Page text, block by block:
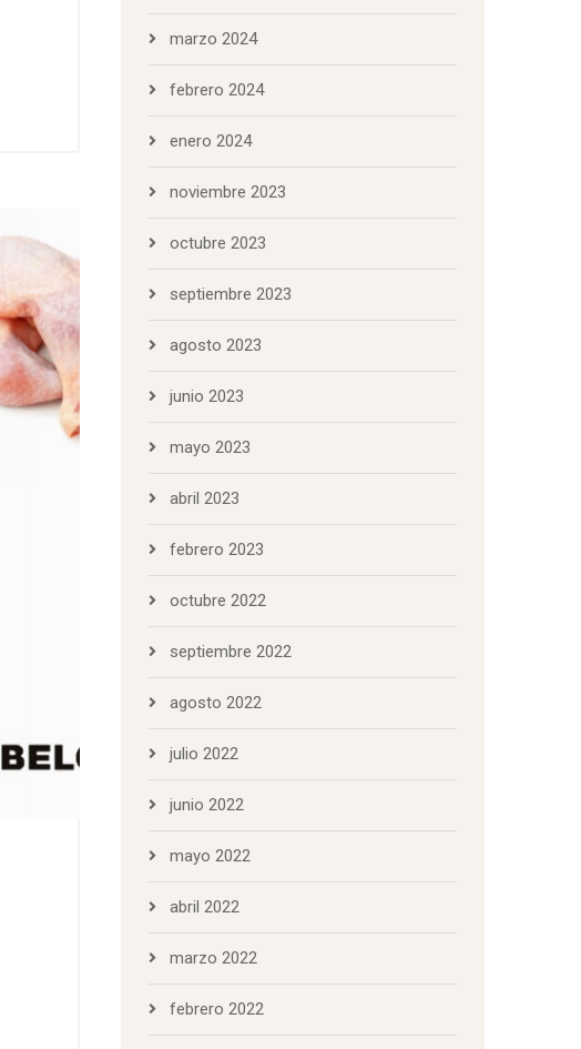
marzo 2024
febrero 2024
enero 2024
noviembre 2023
octubre 2023
septiembre 2023
agosto 2023
junio 2023
mayo 2023
abril 2023
febrero 2023
octubre 2022
septiembre 2022
agosto 2022
julio 2022
junio 2022
mayo 2022
abril 2022
marzo 2022
febrero 2022